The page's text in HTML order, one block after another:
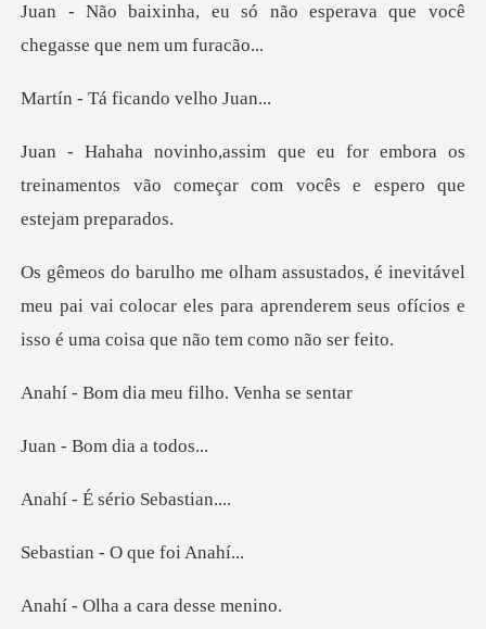
não esperava que você
che
ficando ve
embora os
treinamentos vão começar co
l
meu pai vai colocar eles para aprenderem seus ofíci
a meu filho. V
om dia a
sério Se
- O que fo
a a cara de